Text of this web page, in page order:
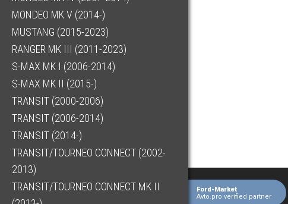
MONDEO MK V (2014-)
MUSTANG (2015-2023)
RANGER MK III (2011-2023)
S-MAX MK I (2006-2014)
S-MAX MK II (2015-)
TRANSIT (2000-2006)
TRANSIT (2006-2014)
TRANSIT (2014-)
TRANSIT/TOURNEO CONNECT (2002-
2013)
TRANSIT/TOURNEO CONNECT MK II
Ford-Market
Avto.pro verified partner